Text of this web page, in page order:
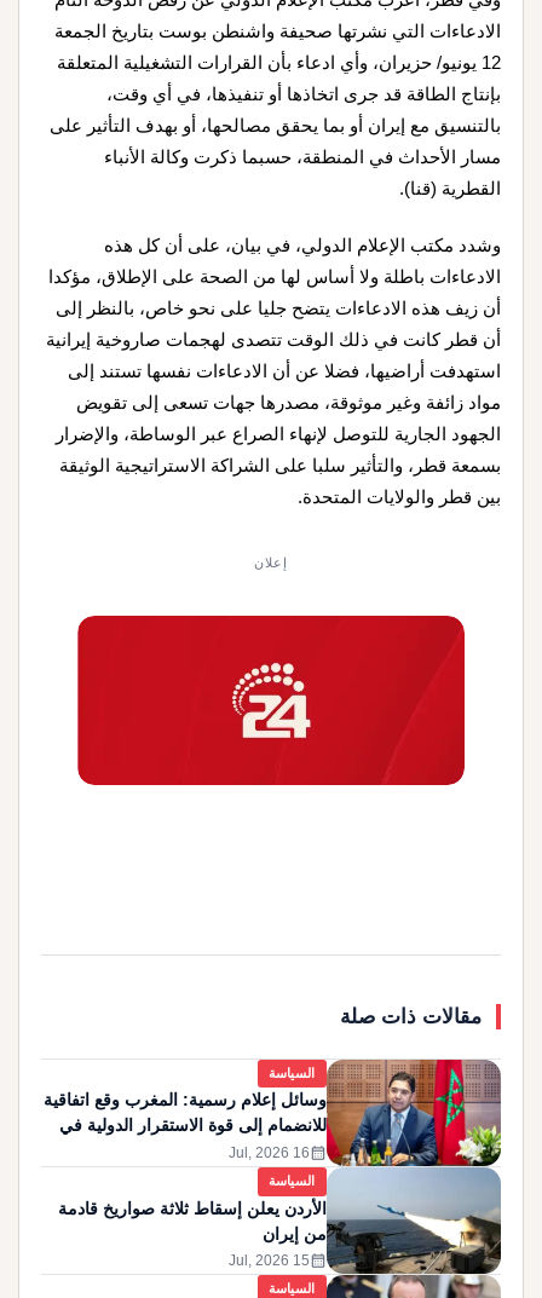
الادعاءات التي نشرتها صحيفة واشنطن بوست بتاريخ الجمعة
12 يونيو/ حزيران، وأي ادعاء بأن القرارات التشغيلية المتعلقة
بإنتاج الطاقة قد جرى اتخاذها أو تنفيذها، في أي وقت،
بالتنسيق مع إيران أو بما يحقق مصالحها، أو بهدف التأثير على
مسار الأحداث في المنطقة، حسبما ذكرت وكالة الأنباء
القطرية (قنا).
وشدد مكتب الإعلام الدولي، في بيان، على أن كل هذه
الادعاءات باطلة ولا أساس لها من الصحة على الإطلاق، مؤكدا
أن زيف هذه الادعاءات يتضح جليا على نحو خاص، بالنظر إلى
أن قطر كانت في ذلك الوقت تتصدى لهجمات صاروخية إيرانية
استهدفت أراضيها، فضلا عن أن الادعاءات نفسها تستند إلى
مواد زائفة وغير موثوقة، مصدرها جهات تسعى إلى تقويض
الجهود الجارية للتوصل لإنهاء الصراع عبر الوساطة، والإضرار
بسمعة قطر، والتأثير سلبا على الشراكة الاستراتيجية الوثيقة
بين قطر والولايات المتحدة.
إعلان
مقالات ذات صلة
السياسة
وسائل إعلام رسمية: المغرب وقع اتفاقية
للانضمام إلى قوة الاستقرار الدولية في
غزة
calendar_month
16 Jul, 2026
السياسة
الأردن يعلن إسقاط ثلاثة صواريخ قادمة
من إيران
calendar_month
15 Jul, 2026
السياسة